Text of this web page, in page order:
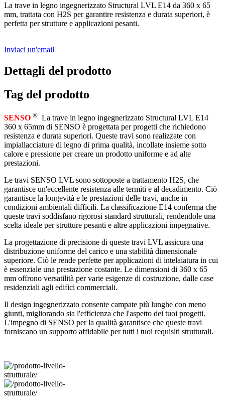
La trave in legno ingegnerizzato Structural LVL E14 da 360 x 65
mm, trattata con H2S per garantire resistenza e durata superiori, è
perfetta per strutture e applicazioni pesanti.
Inviaci un'email
Dettagli del prodotto
Tag del prodotto
SENSO ® La trave in legno ingegnerizzato Structural LVL E14
360 x 65mm di SENSO è progettata per progetti che richiedono
resistenza e durata superiori. Queste travi sono realizzate con
impiallacciature di legno di prima qualità, incollate insieme sotto
calore e pressione per creare un prodotto uniforme e ad alte
prestazioni.
Le travi SENSO LVL sono sottoposte a trattamento H2S, che
garantisce un'eccellente resistenza alle termiti e al decadimento. Ciò
garantisce la longevità e le prestazioni delle travi, anche in
condizioni ambientali difficili. La classificazione E14 conferma che
queste travi soddisfano rigorosi standard strutturali, rendendole una
scelta ideale per strutture pesanti e altre applicazioni impegnative.
La progettazione di precisione di queste travi LVL assicura una
distribuzione uniforme del carico e una stabilità dimensionale
superiore. Ciò le rende perfette per applicazioni di intelaiatura in cui
è essenziale una prestazione costante. Le dimensioni di 360 x 65
mm offrono versatilità per varie esigenze di costruzione, dalle case
residenziali agli edifici commerciali.
Il design ingegnerizzato consente campate più lunghe con meno
giunti, migliorando sia l'efficienza che l'aspetto dei tuoi progetti.
L'impegno di SENSO per la qualità garantisce che queste travi
forniscano un supporto affidabile per tutti i tuoi requisiti strutturali.